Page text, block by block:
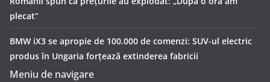
plecat”
BMW iX3 se apropie de 100.000 de comenzi: SUV-ul electric
produs în Ungaria forțează extinderea fabricii
Meniu de navigare